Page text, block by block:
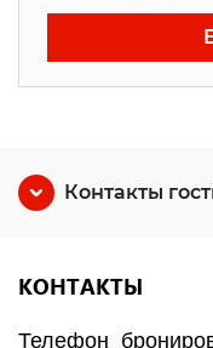
Контакты
КОНТАКТЫ
Телефон